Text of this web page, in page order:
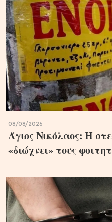
08/08/2026
Άγιος Νικόλαος: Η
«διώχνει» τους